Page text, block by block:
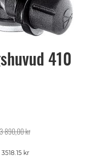
410
3 890,00 kr
kr